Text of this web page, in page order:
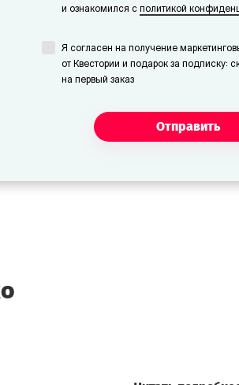
и ознакомился с политикой
Я согласен на получение
от Квестории и подарок за подписку:
на первый заказ
Отправить